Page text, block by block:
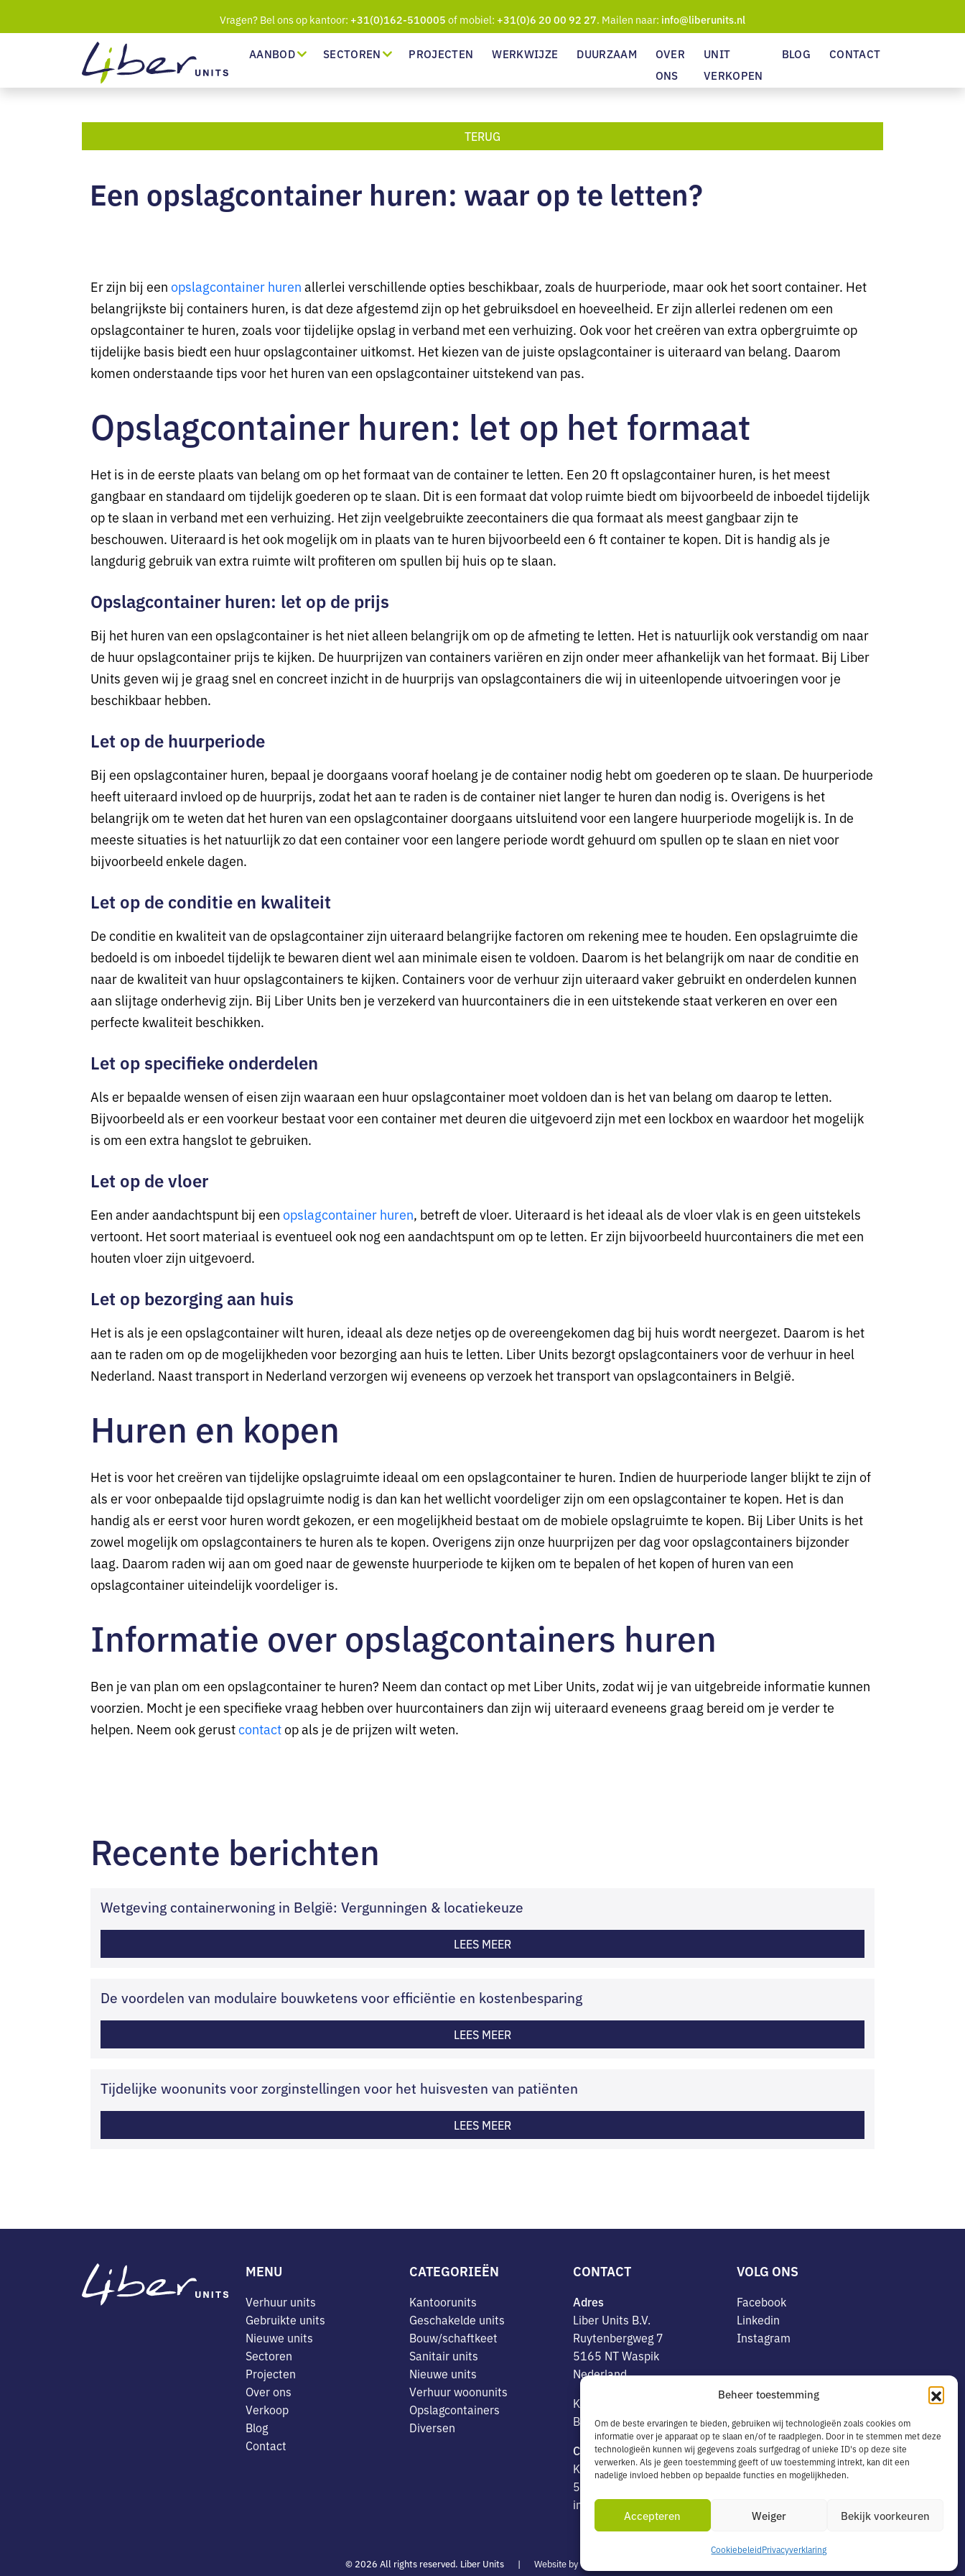
Beheer toestemming
Om de beste ervaringen te bieden, gebruiken wij technologieën zoals cookies om
informatie over je apparaat op te slaan en/of te raadplegen. Door in te stemmen met deze
technologieën kunnen wij gegevens zoals surfgedrag of unieke ID's op deze site
verwerken. Als je geen toestemming geeft of uw toestemming intrekt, kan dit een
nadelige invloed hebben op bepaalde functies en mogelijkheden.
Accepteren Weiger Bekijk voorkeuren
CookiebeleidPrivacyverklaring
Vragen? Bel ons op kantoor: +31(0)162-510005 of mobiel: +31(0)6 20 00 92 27. Mailen naar: info@liberunits.nl
AANBOD SECTOREN PROJECTEN WERKWIJZE DUURZAAM
OVER
ONS
UNIT
VERKOPEN
BLOG CONTACT
TERUG
Een opslagcontainer huren: waar op te letten?
Er zijn bij een opslagcontainer hurenallerlei verschillende opties beschikbaar, zoals de huurperiode, maar ook het soort container. Het
belangrijkste bij containers huren, is dat deze afgestemd zijn op het gebruiksdoel en hoeveelheid. Er zijn allerlei redenen om een
opslagcontainer te huren, zoals voor tijdelijke opslag in verband met een verhuizing. Ook voor het creëren van extra opbergruimte op
tijdelijke basis biedt een huur opslagcontainer uitkomst. Het kiezen van de juiste opslagcontainer is uiteraard van belang. Daarom
komen onderstaande tips voor het huren van een opslagcontainer uitstekend van pas.
Opslagcontainer huren: let op het formaat
Het is in de eerste plaats van belang om op het formaat van de container te letten. Een 20 ft opslagcontainer huren, is het meest
gangbaar en standaard om tijdelijk goederen op te slaan. Dit is een formaat dat volop ruimte biedt om bijvoorbeeld de inboedel tijdelijk
op te slaan in verband met een verhuizing. Het zijn veelgebruikte zeecontainers die qua formaat als meest gangbaar zijn te
beschouwen. Uiteraard is het ook mogelijk om in plaats van te huren bijvoorbeeld een 6 ft container te kopen. Dit is handig als je
langdurig gebruik van extra ruimte wilt profiteren om spullen bij huis op te slaan.
Opslagcontainer huren: let op de prijs
Bij het huren van een opslagcontainer is het niet alleen belangrijk om op de afmeting te letten. Het is natuurlijk ook verstandig om naar
de huur opslagcontainer prijs te kijken. De huurprijzen van containers variëren en zijn onder meer afhankelijk van het formaat. Bij Liber
Units geven wij je graag snel en concreet inzicht in de huurprijs van opslagcontainers die wij in uiteenlopende uitvoeringen voor je
beschikbaar hebben.
Let op de huurperiode
Bij een opslagcontainer huren, bepaal je doorgaans vooraf hoelang je de container nodig hebt om goederen op te slaan. De huurperiode
heeft uiteraard invloed op de huurprijs, zodat het aan te raden is de container niet langer te huren dan nodig is. Overigens is het
belangrijk om te weten dat het huren van een opslagcontainer doorgaans uitsluitend voor een langere huurperiode mogelijk is. In de
meeste situaties is het natuurlijk zo dat een container voor een langere periode wordt gehuurd om spullen op te slaan en niet voor
bijvoorbeeld enkele dagen.
Let op de conditie en kwaliteit
De conditie en kwaliteit van de opslagcontainer zijn uiteraard belangrijke factoren om rekening mee te houden. Een opslagruimte die
bedoeld is om inboedel tijdelijk te bewaren dient wel aan minimale eisen te voldoen. Daarom is het belangrijk om naar de conditie en
naar de kwaliteit van huur opslagcontainers te kijken. Containers voor de verhuur zijn uiteraard vaker gebruikt en onderdelen kunnen
aan slijtage onderhevig zijn. Bij Liber Units ben je verzekerd van huurcontainers die in een uitstekende staat verkeren en over een
perfecte kwaliteit beschikken.
Let op specifieke onderdelen
Als er bepaalde wensen of eisen zijn waaraan een huur opslagcontainer moet voldoen dan is het van belang om daarop te letten.
Bijvoorbeeld als er een voorkeur bestaat voor een container met deuren die uitgevoerd zijn met een lockbox en waardoor het mogelijk
is om een extra hangslot te gebruiken.
Let op de vloer
Een ander aandachtspunt bij een opslagcontainer huren, betreft de vloer. Uiteraard is het ideaal als de vloer vlak is en geen uitstekels
vertoont. Het soort materiaal is eventueel ook nog een aandachtspunt om op te letten. Er zijn bijvoorbeeld huurcontainers die met een
houten vloer zijn uitgevoerd.
Let op bezorging aan huis
Het is als je een opslagcontainer wilt huren, ideaal als deze netjes op de overeengekomen dag bij huis wordt neergezet. Daarom is het
aan te raden om op de mogelijkheden voor bezorging aan huis te letten. Liber Units bezorgt opslagcontainers voor de verhuur in heel
Nederland. Naast transport in Nederland verzorgen wij eveneens op verzoek het transport van opslagcontainers in België.
Huren en kopen
Het is voor het creëren van tijdelijke opslagruimte ideaal om een opslagcontainer te huren. Indien de huurperiode langer blijkt te zijn of
als er voor onbepaalde tijd opslagruimte nodig is dan kan het wellicht voordeliger zijn om een opslagcontainer te kopen. Het is dan
handig als er eerst voor huren wordt gekozen, er een mogelijkheid bestaat om de mobiele opslagruimte te kopen. Bij Liber Units is het
zowel mogelijk om opslagcontainers te huren als te kopen. Overigens zijn onze huurprijzen per dag voor opslagcontainers bijzonder
laag. Daarom raden wij aan om goed naar de gewenste huurperiode te kijken om te bepalen of het kopen of huren van een
opslagcontainer uiteindelijk voordeliger is.
Informatie over opslagcontainers huren
Ben je van plan om een opslagcontainer te huren? Neem dan contact op met Liber Units, zodat wij je van uitgebreide informatie kunnen
voorzien. Mocht je een specifieke vraag hebben over huurcontainers dan zijn wij uiteraard eveneens graag bereid om je verder te
helpen. Neem ook gerustcontactop als je de prijzen wilt weten.
Recente berichten
Wetgeving containerwoning in België: Vergunningen & locatiekeuze
LEES MEER
De voordelen van modulaire bouwketens voor efficiëntie en kostenbesparing
LEES MEER
Tijdelijke woonunits voor zorginstellingen voor het huisvesten van patiënten
LEES MEER
MENU
Verhuur units
Gebruikte units
Nieuwe units
Sectoren
Projecten
Over ons
Verkoop
Blog
Contact
CATEGORIEËN
Kantoorunits
Geschakelde units
Bouw/schaftkeet
Sanitair units
Nieuwe units
Verhuur woonunits
Opslagcontainers
Diversen
CONTACT
Adres
Liber Units B.V.
Ruytenbergweg 7
5165 NT Waspik
Nederland
K.v.K. nr. 18078773
BTW-NL 8146.24.091.B01
Contactgegevens
Kantoor: +31(0)162-
510005
info@liberunits.nl
VOLG ONS
Facebook
Linkedin
Instagram
Privacyverklaring
Cookiebeleid
Leveringsservice in België
© 2026 All rights reserved. Liber Units | Website by WebVrind